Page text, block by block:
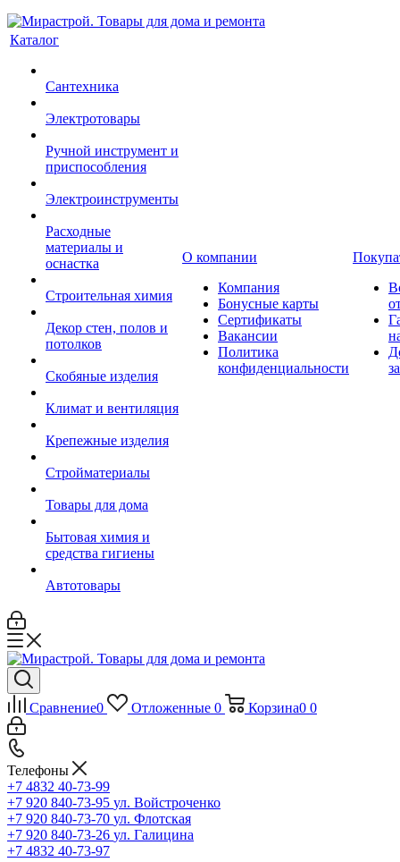
Каталог
Сантехника
Электротовары
Ручной инструмент и
приспособления
Электроинструменты
Расходные
материалы и
оснастка
Строительная химия
Декор стен, полов и
потолков
Скобяные изделия
Климат и вентиляция
Крепежные изделия
Стройматериалы
Товары для дома
Бытовая химия и
средства гигиены
Автотовары
О компании
Компания
Бонусные карты
Сертификаты
Вакансии
Политика
конфиденциальности
Сравнение0 Отложенные 0 Корзина0 0
Телефоны
+7 4832 40-73-99
+7 920 840-73-95 ул. Войстроченко
+7 920 840-73-70 ул. Флотская
+7 920 840-73-26 ул. Галицина
+7 4832 40-73-97